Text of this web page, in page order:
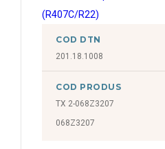
COD DTN
201.18.1008
COD PRODUS
TX 2-068Z3207
068Z3207